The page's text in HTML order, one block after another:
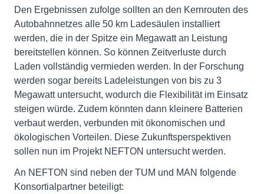
Den Ergebnissen zufolge sollten an den Kernrouten des
Autobahnnetzes alle 50 km Ladesäulen installiert
werden, die in der Spitze ein Megawatt an Leistung
bereitstellen können. So können Zeitverluste durch
Laden vollständig vermieden werden. In der Forschung
werden sogar bereits Ladeleistungen von bis zu 3
Megawatt untersucht, wodurch die Flexibilität im Einsatz
steigen würde. Zudem könnten dann kleinere Batterien
verbaut werden, verbunden mit ökonomischen und
ökologischen Vorteilen. Diese Zukunftsperspektiven
sollen nun im Projekt NEFTON untersucht werden.
An NEFTON sind neben der TUM und MAN folgende
Konsortialpartner beteiligt: